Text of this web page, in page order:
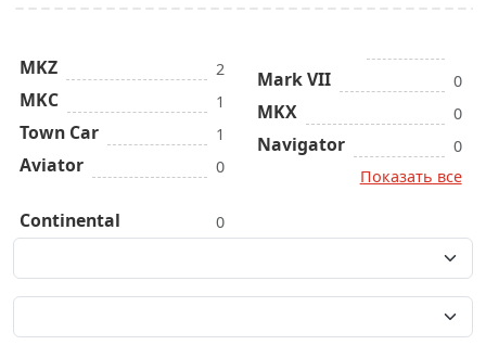
MKZ 2
MKC 1
Town Car 1
Aviator 0
Continental 0
Mark VII 0
MKX 0
Navigator
0
Показать все